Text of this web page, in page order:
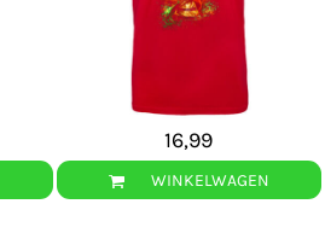
16,99
WINKELWAGEN